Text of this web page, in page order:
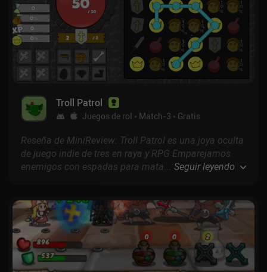
Troll Patrol
Juegos de rol Match-3 Gratis
Reseña de MiniReview: Troll Patrol es una joya oculta
de juego indie de tres en raya y RPG Emparejamos
enemigos con espadas para matarlos, escudos para
... Seguir leyendo